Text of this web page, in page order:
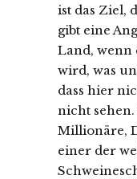
ist das Ziel,
gibt eine
Land, wenn
wird, was
dass hier
nicht
Millionäre,
einer der